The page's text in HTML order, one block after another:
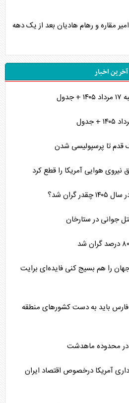
مقاره و رهام هادیان بعد از یک دهه
آخرین اخبار
قدم تا پرسپولیسی شدن
نیروی هوایی آمریکا را قطع کرد
شد؟
را هم بسیج کنی فایده‌ای برایت
باید به دست کشورهای منطقه
محدوده ماهدشت
آمریکا درخصوص اقتصاد ایران